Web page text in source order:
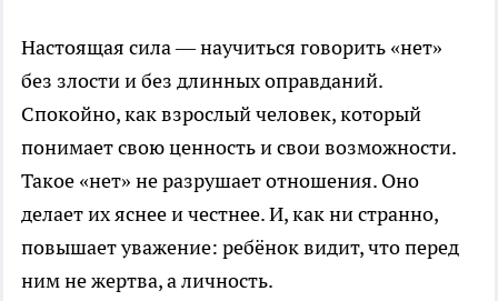
Настоящая сила — научиться говорить «нет»
без злости и без длинных оправданий.
Спокойно, как взрослый человек, который
понимает свою ценность и свои возможности.
Такое «нет» не разрушает отношения. Оно
делает их яснее и честнее. И, как ни странно,
повышает уважение: ребёнок видит, что перед
ним не жертва, а личность.